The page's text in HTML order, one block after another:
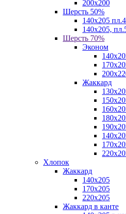
200х200
Шерсть 50%
140х205
140х205,
Шерсть 70%
Эконом
Жаккард
Хлопок
Жаккард
140x205
170х205
220х205
Жаккард в канте